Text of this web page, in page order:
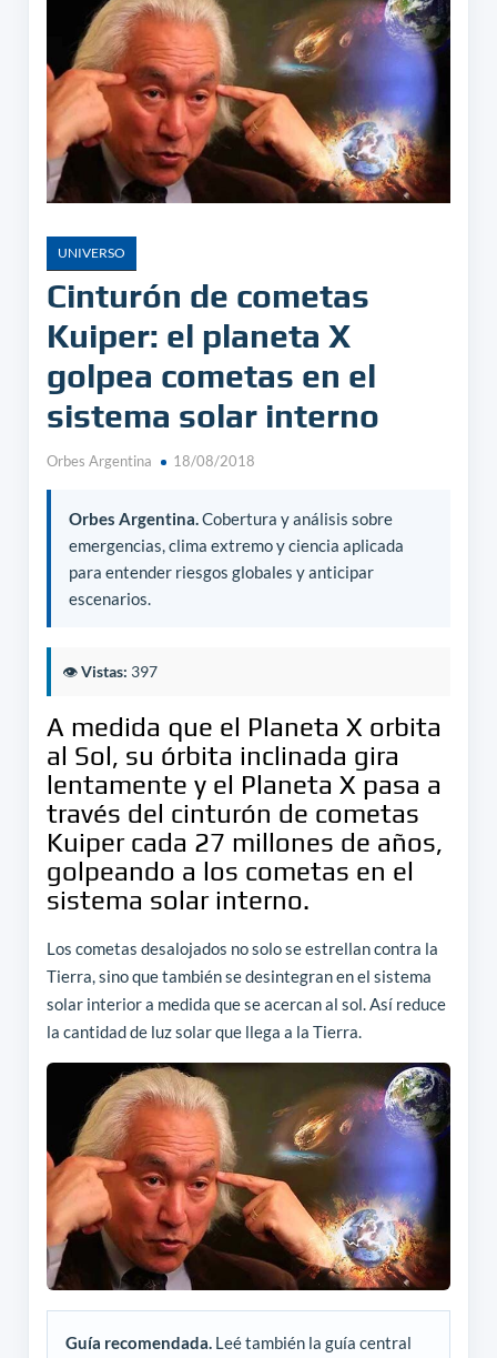
UNIVERSO
Cinturón de cometas
Kuiper: el planeta X
golpea cometas en el
sistema solar interno
Orbes Argentina 18/08/2018
Orbes Argentina.Cobertura y análisis sobre
emergencias, clima extremo y ciencia aplicada
para entender riesgos globales y anticipar
escenarios.
👁️Vistas: 397
A medida que el Planeta X orbita
al Sol, su órbita inclinada gira
lentamente y el Planeta X pasa a
través del cinturón de cometas
Kuiper cada 27 millones de años,
golpeando a los cometas en el
sistema solar interno.
Los cometas desalojados no solo se estrellan contra la
Tierra, sino que también se desintegran en el sistema
solar interior a medida que se acercan al sol. Así reduce
la cantidad de luz solar que llega a la Tierra.
Guía recomendada.Leé también la guía central